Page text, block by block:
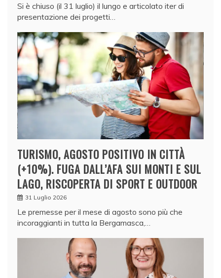
Si è chiuso (il 31 luglio) il lungo e articolato iter di
presentazione dei progetti…
TURISMO, AGOSTO POSITIVO IN CITTÀ
(+10%). FUGA DALL’AFA SUI MONTI E SUL
LAGO, RISCOPERTA DI SPORT E OUTDOOR
31 Luglio 2026
Le premesse per il mese di agosto sono più che
incoraggianti in tutta la Bergamasca,…